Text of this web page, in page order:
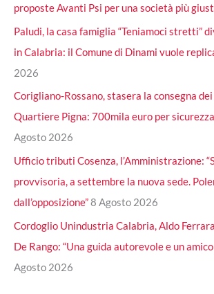
proposte Avanti Psi per una società più
Paludi, la casa famiglia “Teniamoci stretti”
in Calabria: il Comune di Dinami vuole
2026
Corigliano-Rossano, stasera la consegna
Quartiere Pigna: 700mila euro per
Agosto 2026
Ufficio tributi Cosenza, l’Amministrazione:
provvisoria, a settembre la nuova sede.
dall’opposizione”8 Agosto 2026
Cordoglio Unindustria Calabria, Aldo
De Rango: “Una guida autorevole e un
Agosto 2026